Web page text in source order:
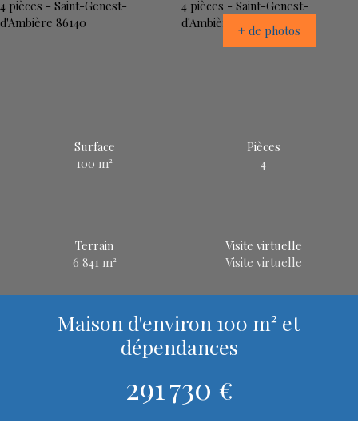
+ de photos
Surface
100m²
Pièces
4
Terrain
6 841 m²
Visite virtuelle
Visite virtuelle
Maison d'environ 100 m² et
dépendances
291 730 €